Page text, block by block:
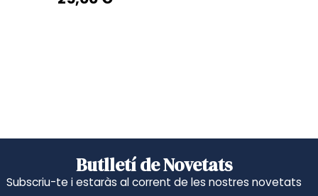
Butlletí de Novetats
Subscriu-te i estaràs al corrent de les nostres novetats